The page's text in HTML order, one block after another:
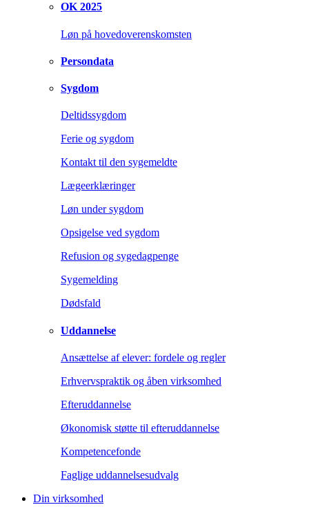
OK 2025
Løn på hovedoverenskomsten
Persondata
Sygdom
Deltidssygdom
Ferie og sygdom
Kontakt til den sygemeldte
Lægeerklæringer
Løn under sygdom
Opsigelse ved sygdom
Refusion og sygedagpenge
Sygemelding
Dødsfald
Uddannelse
Ansættelse af elever: fordele og regler
Erhvervspraktik og åben virksomhed
Efteruddannelse
Økonomisk støtte til efteruddannelse
Kompetencefonde
Faglige uddannelsesudvalg
Din virksomhed